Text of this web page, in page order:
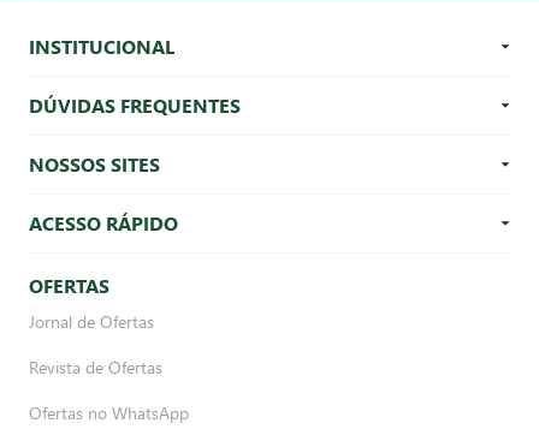
INSTITUCIONAL
DÚVIDAS FREQUENTES
NOSSOS SITES
ACESSO RÁPIDO
OFERTAS
Jornal de Ofertas
Revista de Ofertas
Ofertas no WhatsApp